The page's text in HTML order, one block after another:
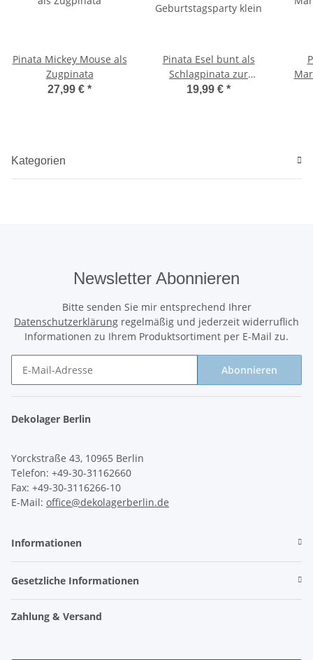
Pinata Mickey Mouse als
Zugpinata
27,99 € *
Pinata Esel bunt als
Schlagpinata zur
Geburtstagsparty klein
19,99 € *
Kategorien
Newsletter Abonnieren
Bitte senden Sie mir entsprechend Ihrer
Datenschutzerklärung regelmäßig und jederzeit widerruflich
Informationen zu Ihrem Produktsortiment per E-Mail zu.
Abonnieren
Dekolager Berlin
Yorckstraße 43, 10965 Berlin
Telefon: +49-30-31162660
Fax: +49-30-3116266-10
E-Mail: office@dekolagerberlin.de
Informationen
Gesetzliche Informationen
Zahlung & Versand